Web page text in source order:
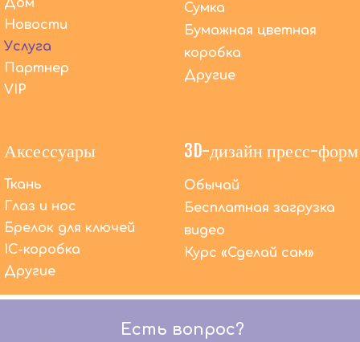
Дом
Новости
Услуга
Партнер
VIP
Сумка
Бумажная цветная
коробка
Другие
Аксессуары
Ткань
Глаз и нос
Брелок для ключей
IC-коробка
Другие
3D-дизайн пресс-форм
Обычай
Бесплатная загрузка
видео
Курс «Сделай сам»
Есть вопрос?
Помимо OEM-производства, что DACToys может
Мы предлагаем высококачественные услуги
время мы предлагаем комплексное